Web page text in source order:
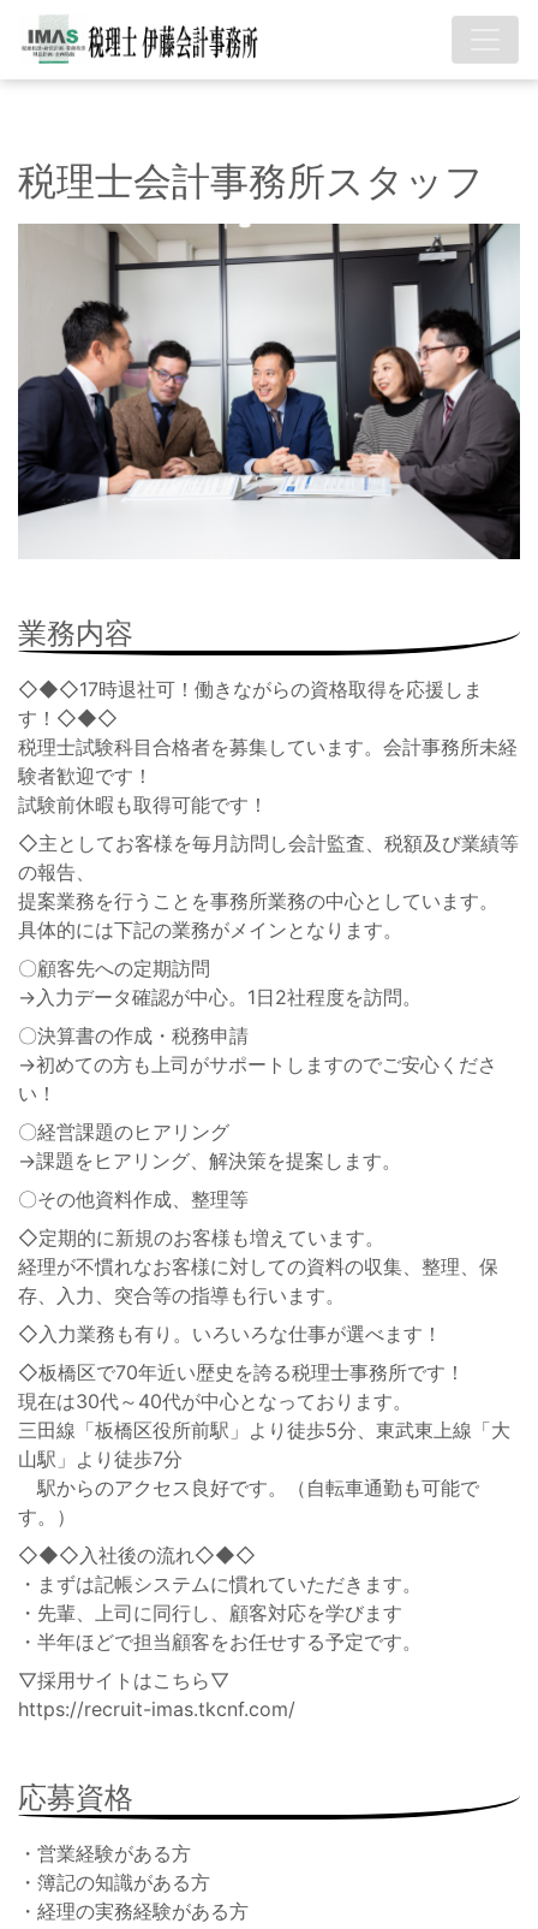
税理士会計事務所スタッフ
業務内容
◇◆◇17時退社可！働きながらの資格取得を応援しま
す！◇◆◇
税理士試験科目合格者を募集しています。会計事務所未経
験者歓迎です！
試験前休暇も取得可能です！
◇主としてお客様を毎月訪問し会計監査、税額及び業績等
の報告、
提案業務を行うことを事務所業務の中心としています。
具体的には下記の業務がメインとなります。
〇顧客先への定期訪問
→入力データ確認が中心。1日2社程度を訪問。
〇決算書の作成・税務申請
→初めての方も上司がサポートしますのでご安心くださ
い！
〇経営課題のヒアリング
→課題をヒアリング、解決策を提案します。
〇その他資料作成、整理等
◇定期的に新規のお客様も増えています。
経理が不慣れなお客様に対しての資料の収集、整理、保
存、入力、突合等の指導も行います。
◇入力業務も有り。いろいろな仕事が選べます！
◇板橋区で70年近い歴史を誇る税理士事務所です！
現在は30代～40代が中心となっております。
三田線「板橋区役所前駅」より徒歩5分、東武東上線「大
山駅」より徒歩7分
駅からのアクセス良好です。（自転車通勤も可能で
す。）
◇◆◇入社後の流れ◇◆◇
・まずは記帳システムに慣れていただきます。
・先輩、上司に同行し、顧客対応を学びます
・半年ほどで担当顧客をお任せする予定です。
▽採用サイトはこちら▽
https://recruit-imas.tkcnf.com/
応募資格
・営業経験がある方
・簿記の知識がある方
・経理の実務経験がある方